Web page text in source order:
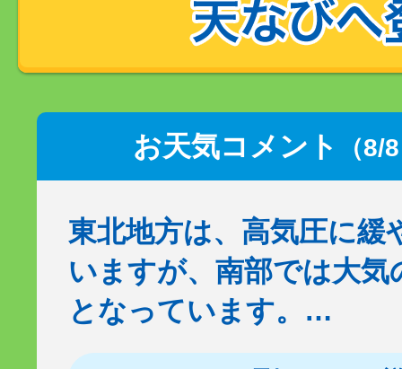
お天気コメント （8/
東北地方は、高気圧に緩
いますが、南部では大気
となっています。…